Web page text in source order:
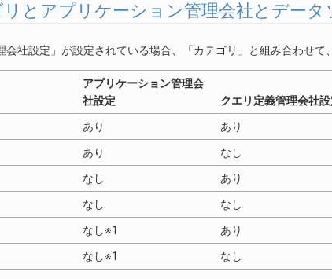
リとアプリケーション管理会社とデータ
会社設定」が設定されている場合、「カテゴリ」と組み合わせて
アプリケーション管理会
社設定
クエリ定義管理会社設
あり あり
あり なし
なし あり
なし なし
なし※1 あり
なし※1 なし